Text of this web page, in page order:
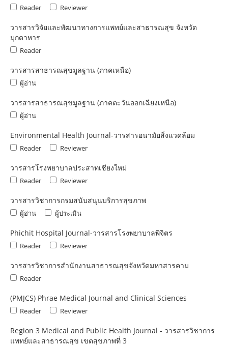
Reader Reviewer
วารสารวิจัยและพัฒนาทางการแพทย์และสาธารณสุข จังหวัด
มุกดาหาร
Reader
วารสารสาธารณสุขมูลฐาน (ภาคเหนือ)
ผู้อ่าน
วารสารสาธารณสุขมูลฐาน (ภาคตะวันออกเฉียงเหนือ)
ผู้อ่าน
Environmental Health Journal-วารสารอนามัยสิ่งแวดล้อม
Reader Reviewer
วารสารโรงพยาบาลประสาทเชียงใหม่
Reader Reviewer
วารสารวิชาการกรมสนับสนุนบริการสุขภาพ
ผู้อ่าน ผู้ประเมิน
Phichit Hospital Journal-วารสารโรงพยาบาลพิจิตร
Reader Reviewer
วารสารวิชาการสำนักงานสาธารณสุขจังหวัดมหาสารคาม
Reader
(PMJCS) Phrae Medical Journal and Clinical Sciences
Reader Reviewer
Region 3 Medical and Public Health Journal - วารสารวิชาการ
แพทย์และสาธารณสุข เขตสุขภาพที่ 3